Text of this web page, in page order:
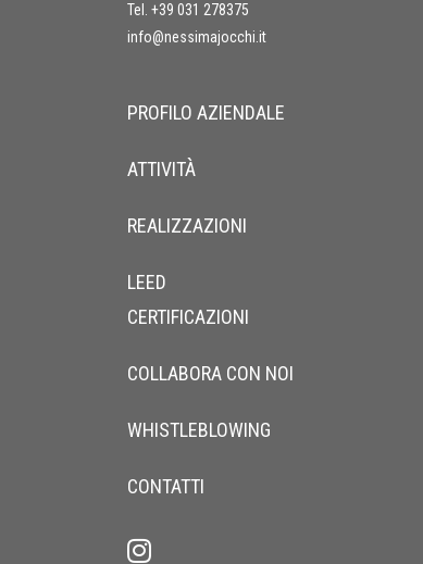
Tel. +39 031 278375
info@nessimajocchi.it
PROFILO AZIENDALE
ATTIVITÀ
REALIZZAZIONI
LEED
CERTIFICAZIONI
COLLABORA CON NOI
WHISTLEBLOWING
CONTATTI